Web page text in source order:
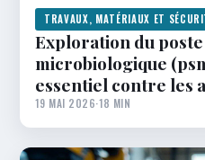
TRAVAUX, MATÉRIAUX ET
Exploration du
microbiologique
essentiel contre les
19 MAI 2026·18 MIN